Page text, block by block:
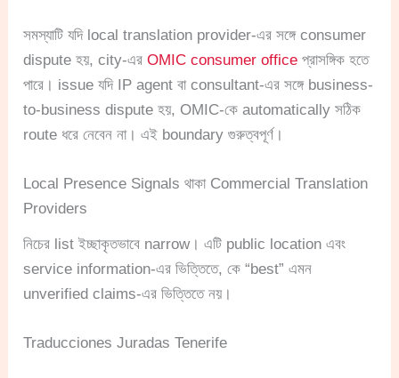
সমস্যাটি যদি local translation provider-এর সঙ্গে consumer
dispute হয়, city-এরOMIC consumer office প্রাসঙ্গিক হতে
পারে। issue যদি IP agent বা consultant-এর সঙ্গে business-
to-business dispute হয়, OMIC-কে automatically সঠিক
route ধরে নেবেন না। এই boundary গুরুত্বপূর্ণ।
Local Presence Signals থাকা Commercial Translation
Providers
নিচের list ইচ্ছাকৃতভাবে narrow। এটি public location এবং
service information-এর ভিত্তিতে, কে “best” এমন
unverified claims-এর ভিত্তিতে নয়।
Traducciones Juradas Tenerife